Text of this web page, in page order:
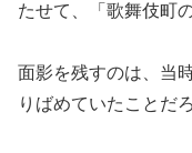
たせて、「歌舞伎町
面影を残すのは、当
りばめていたことだ